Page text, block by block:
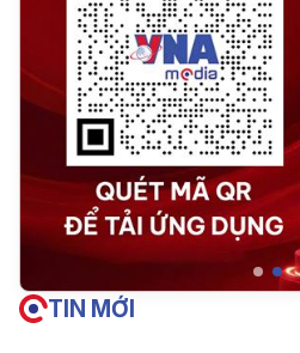
TIN MỚI